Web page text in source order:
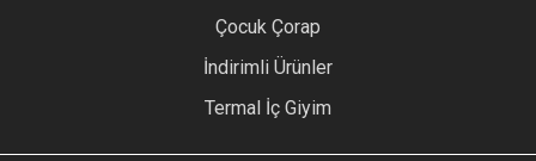
Çocuk Çorap
İndirimli Ürünler
Termal İç Giyim